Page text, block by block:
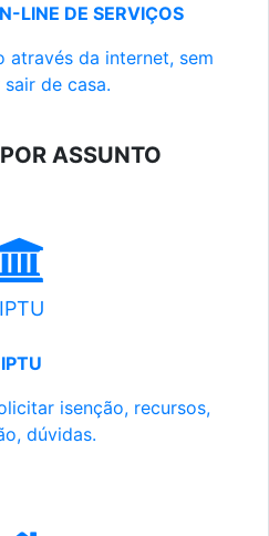
LINE DE SERVIÇOS
através da internet, sem
de casa.
ASSUNTO
IPTU
IPTU
isenção, recursos,
dúvidas.